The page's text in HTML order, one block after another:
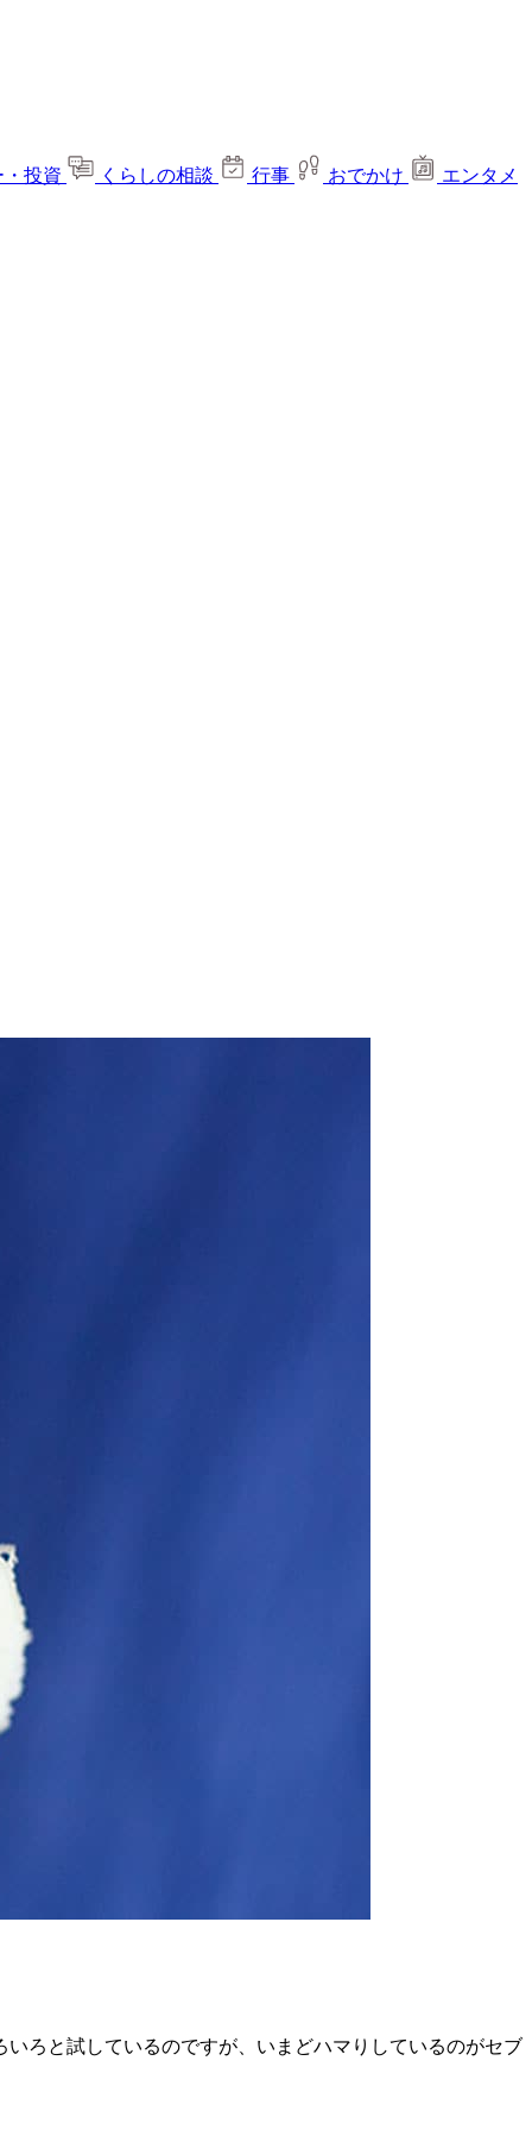
投資 くらしの相談 行事 おでかけ エンタメ
ろと試しているのですが、いまどハマりしているのがセブ